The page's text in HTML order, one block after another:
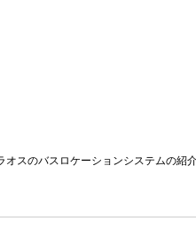
オスのバスロケーションシステムの紹